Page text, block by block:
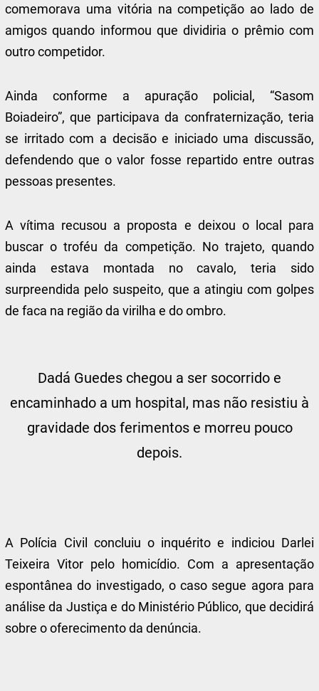
comemorava uma vitória na competição ao lado de
amigos quando informou que dividiria o prêmio com
outro competidor.
Ainda conforme a apuração policial, “Sasom
Boiadeiro”, que participava da confraternização, teria
se irritado com a decisão e iniciado uma discussão,
defendendo que o valor fosse repartido entre outras
pessoas presentes.
A vítima recusou a proposta e deixou o local para
buscar o troféu da competição. No trajeto, quando
ainda estava montada no cavalo, teria sido
surpreendida pelo suspeito, que a atingiu com golpes
de faca na região da virilha e do ombro.
Dadá Guedes chegou a ser socorrido e
encaminhado a um hospital, mas não resistiu à
gravidade dos ferimentos e morreu pouco
depois.
A Polícia Civil concluiu o inquérito e indiciou Darlei
Teixeira Vitor pelo homicídio. Com a apresentação
espontânea do investigado, o caso segue agora para
análise da Justiça e do Ministério Público, que decidirá
sobre o oferecimento da denúncia.